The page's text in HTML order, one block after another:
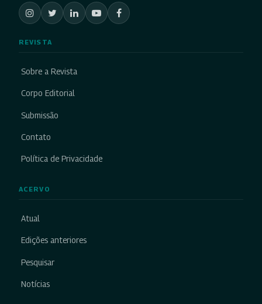
REVISTA
Sobre a Revista
Corpo Editorial
Submissão
Contato
Política de Privacidade
ACERVO
Atual
Edições anteriores
Pesquisar
Notícias